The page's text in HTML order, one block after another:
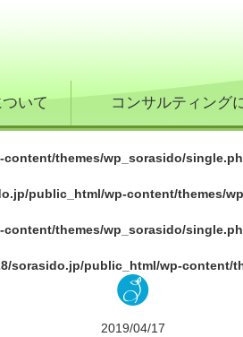
いて コンサルティング
themes/wp_sorasido/
public_html/wp-content/themes/
themes/wp_sorasido/
sorasido.jp/public_html/wp-content/
2019/04/17